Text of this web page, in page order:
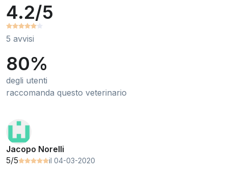
4.2/5
5 avvisi
80%
degli utenti
raccomanda questo veterinario
Jacopo Norelli
5/5
il 04-03-2020